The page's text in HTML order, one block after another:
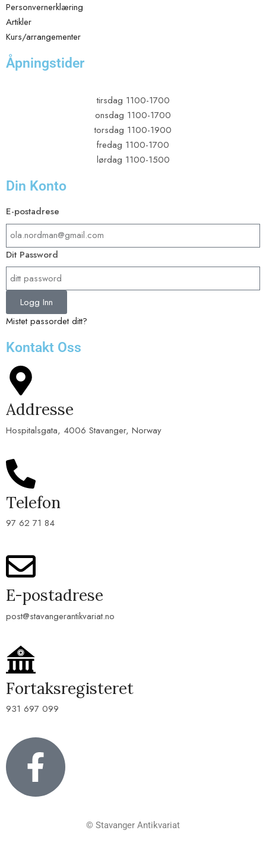
Personvernerklæring
Artikler
Kurs/arrangementer
Åpningstider
tirsdag 1100-1700
onsdag 1100-1700
torsdag 1100-1900
fredag 1100-1700
lørdag 1100-1500
Din Konto
E-postadrese​
Dit Password
Logg Inn
Mistet passordet ditt?
Kontakt Oss
Addresse
Hospitalsgata, 4006 Stavanger, Norway
Telefon
97 62 71 84
E-postadrese
post@stavangerantikvariat.no
Fortaksregisteret
931 697 099
© Stavanger Antikvariat